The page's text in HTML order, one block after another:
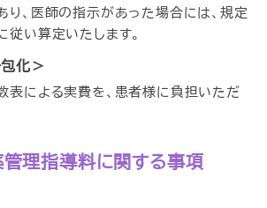
り、医師の指示があった場合には、規定
い算定いたします。
化＞
表による実費を、患者様に負担いただ
管理指導料に関する事項